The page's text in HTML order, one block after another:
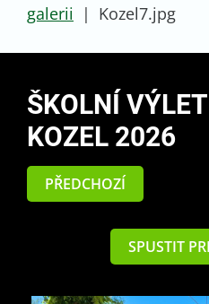
galerii | Kozel7.jpg
ŠKOLNÍ
KOZEL 2026
PŘEDCHOZÍ
SPUSTIT